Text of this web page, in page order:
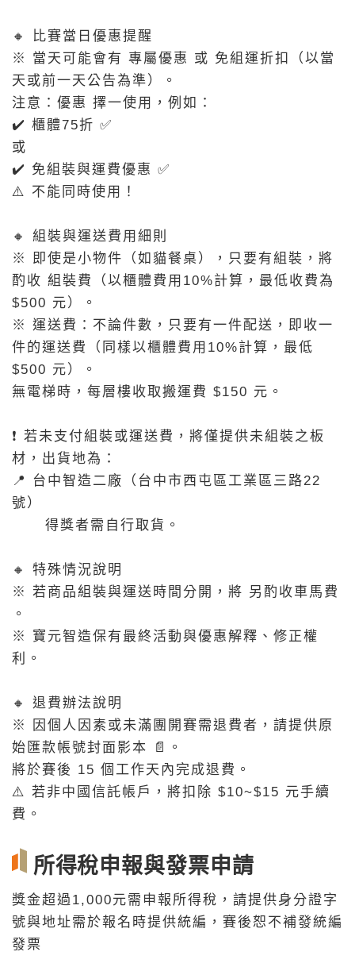
🔸 比賽當日優惠提醒
※ 當天可能會有 專屬優惠 或 免組運折扣（以當
天或前一天公告為準）。
注意：優惠 擇一使用，例如：
✔️ 櫃體75折 ✅
或
✔️ 免組裝與運費優惠 ✅
⚠️ 不能同時使用！
🔸 組裝與運送費用細則
※ 即使是小物件（如貓餐桌），只要有組裝，將
酌收 組裝費（以櫃體費用10%計算，最低收費為
$500 元）。
※ 運送費：不論件數，只要有一件配送，即收一
件的運送費（同樣以櫃體費用10%計算，最低
$500 元）。
無電梯時，每層樓收取搬運費 $150 元。
❗ 若未支付組裝或運送費，將僅提供未組裝之板
材，出貨地為：
📍 台中智造二廠（台中市西屯區工業區三路22
號）
得獎者需自行取貨。
🔸 特殊情況說明
※ 若商品組裝與運送時間分開，將 另酌收車馬費
。
※ 寶元智造保有最終活動與優惠解釋、修正權
利。
🔸 退費辦法說明
※ 因個人因素或未滿團開賽需退費者，請提供原
始匯款帳號封面影本 📄。
將於賽後 15 個工作天內完成退費。
⚠️ 若非中國信託帳戶，將扣除 $10~$15 元手續
費。
所得稅申報與發票申請
獎金超過1,000元需申報所得稅，請提供身分證字
號與地址需於報名時提供統編，賽後恕不補發統編
發票